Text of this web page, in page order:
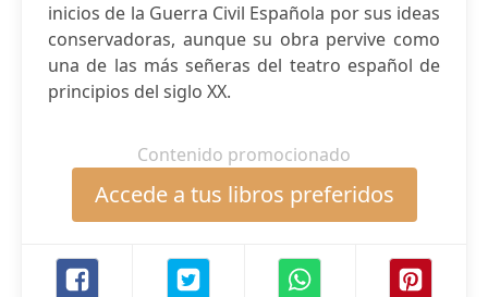
inicios de la Guerra Civil Española por sus ideas
conservadoras, aunque su obra pervive como
una de las más señeras del teatro español de
principios del siglo XX.
Contenido promocionado
Accede a tus libros preferidos